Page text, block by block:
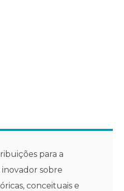
para a
sobre
conceituais e